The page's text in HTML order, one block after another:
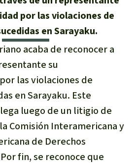
Éxitos y Noticias
Suscribirme al boletín
Prensa
Banners Salva la Selva
Widget Salva la Selva
Clima
Madera tropical
Biodiversidad
Selva tropical
la Selva
la Selva
de Salva la Selva
Salva la Selva
los Medios
de donación
y Respuestas
un tema
animal
de la selva
y defensores de la
una región
de Asia
por las violaciones de
en Sarayaku.
acaba de reconocer a
su
las violaciones de
en Sarayaku. Este
luego de un litigio de
Comisión Interamericana y
de Derechos
fin, se reconoce que